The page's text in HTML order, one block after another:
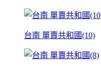
台南 單賣共和國(10)